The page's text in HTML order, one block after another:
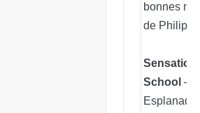
bonnes
de
Sensation
School –
Esplanade